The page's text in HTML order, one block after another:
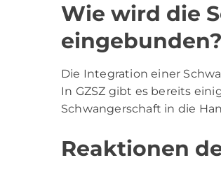
Wie wird die
eingebunden?
Die Integration einer
In GZSZ gibt es bereits
Schwangerschaft in die
Reaktionen